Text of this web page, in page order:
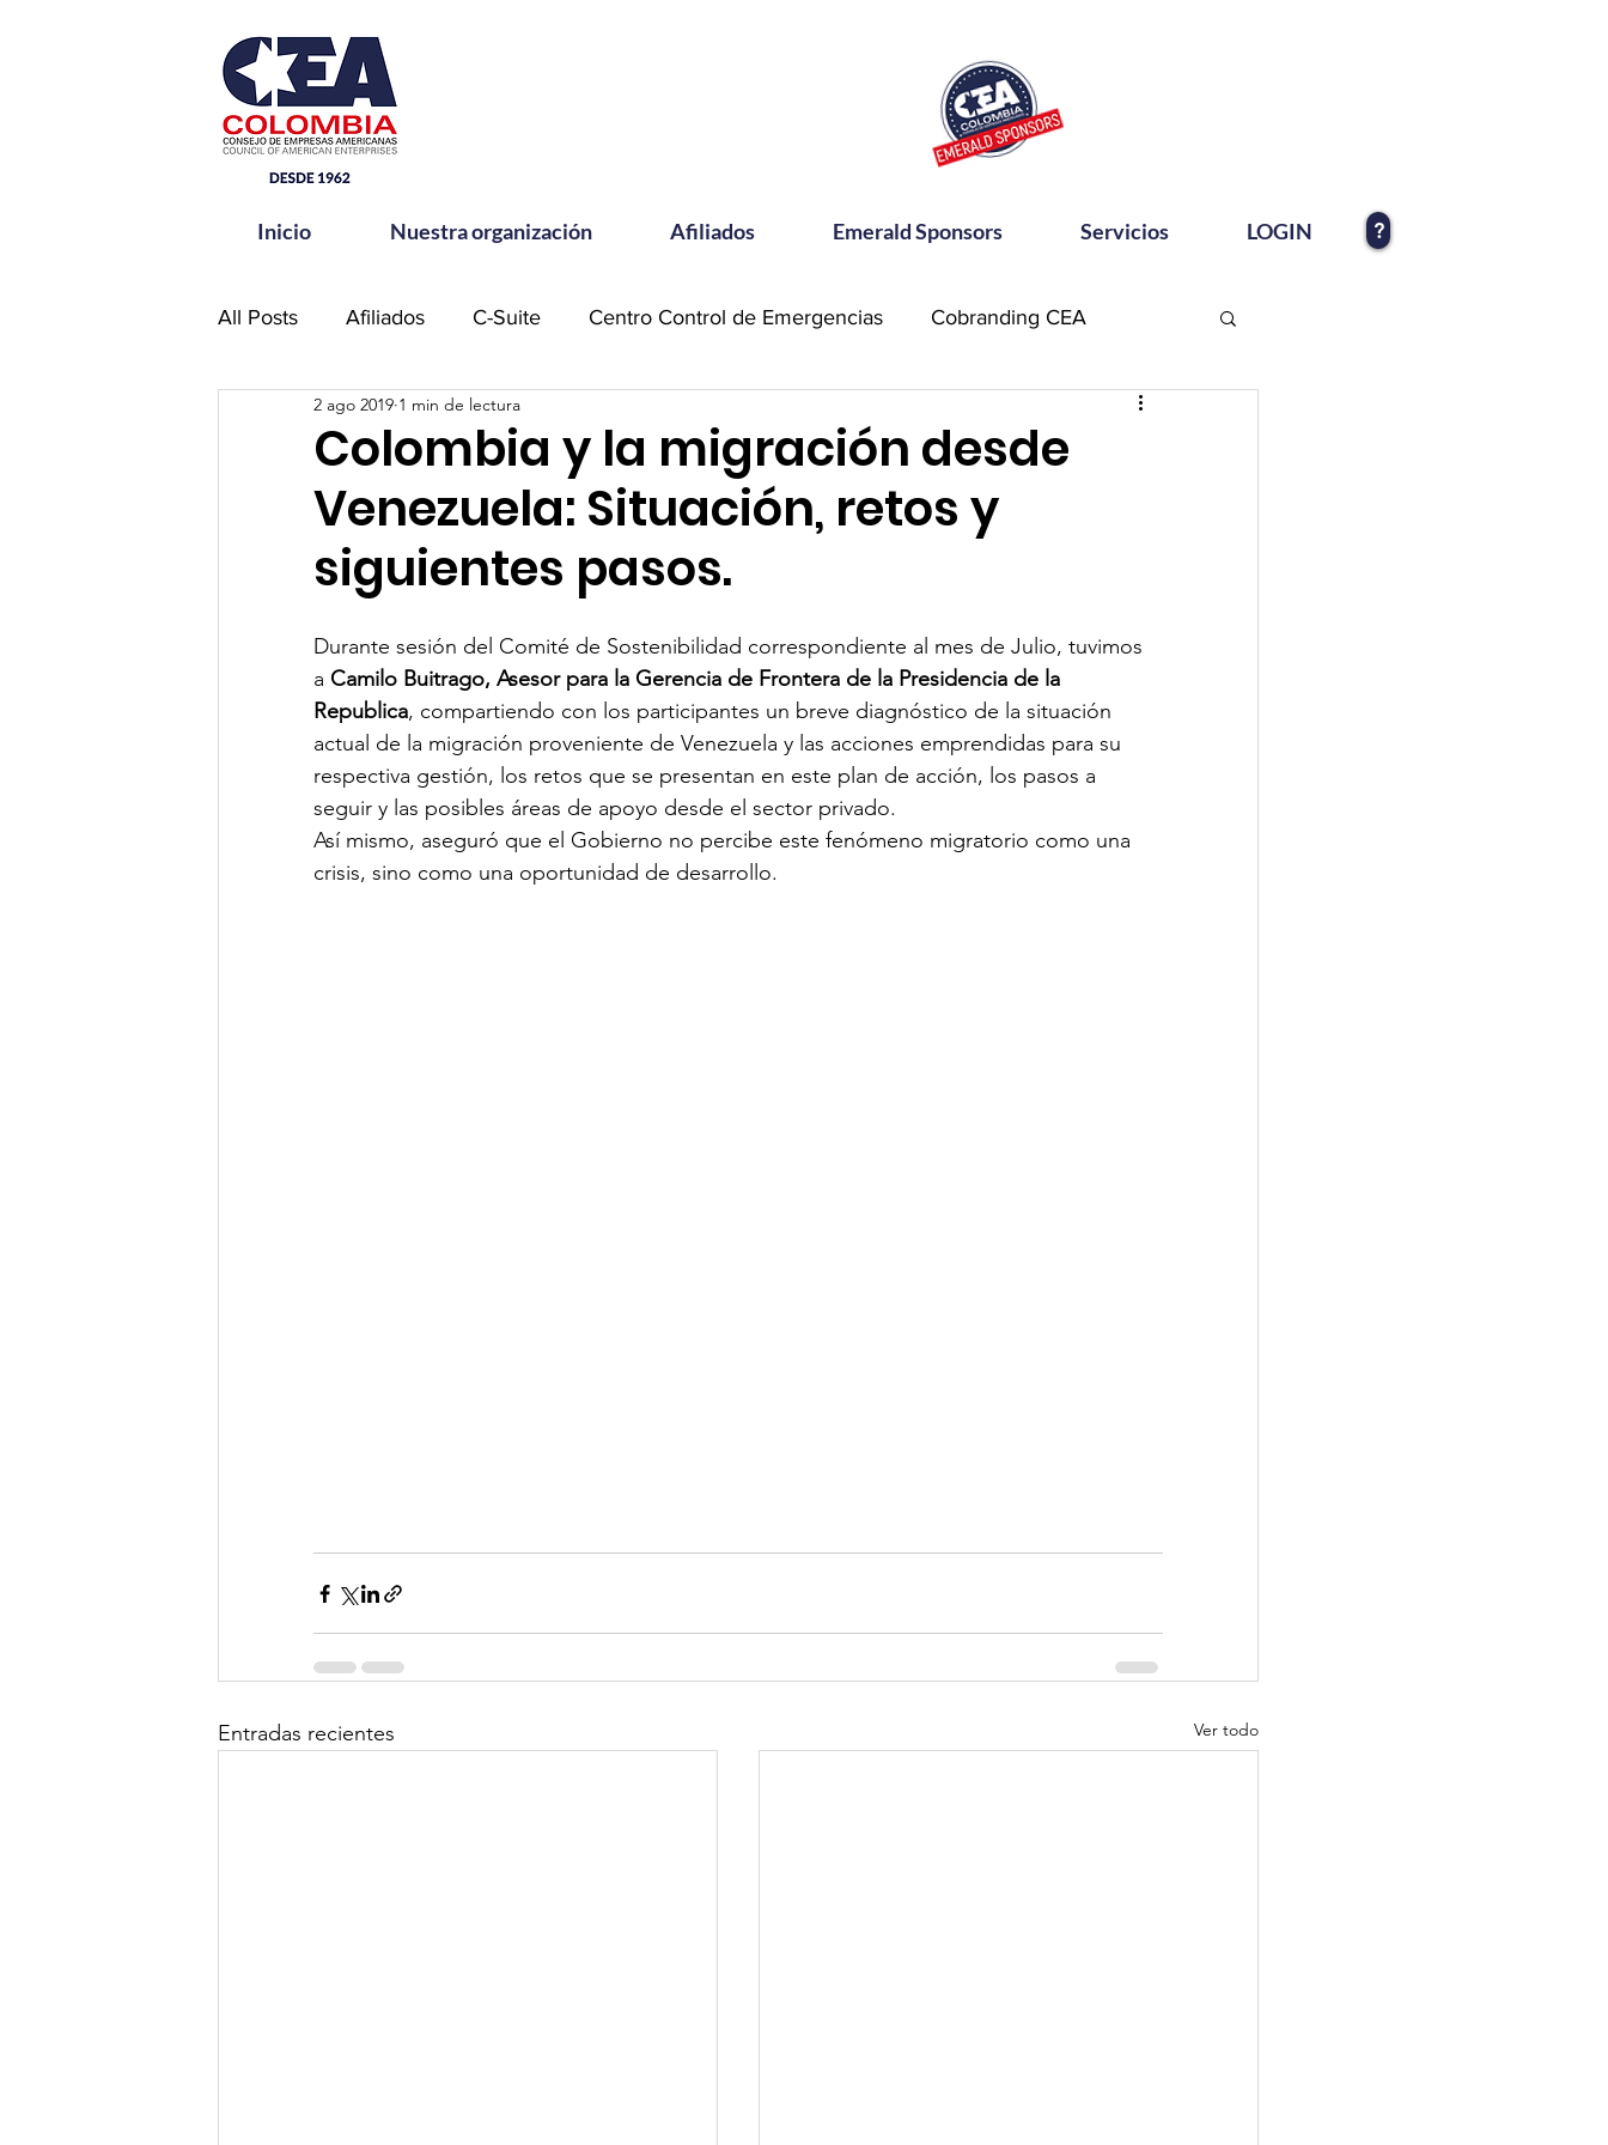
Inicio Nuestra organización Afiliados Emerald Sponsors Servicios LOGIN ?
All Posts Afiliados C-Suite Centro Control de Emergencias Cobranding CEA
Comité de Seguridad CEA-OSAC
Hands for Change Networking CEA Power Talks Reconocimientos
Clima de Negocios Gestión de talento humano
OSAC NotiCEA
Colombia y la migración desde
Venezuela: Situación, retos y
siguientes pasos.
2 ago 2019 1 min de lectura
Durante sesión del Comité de Sostenibilidad correspondiente al mes de Julio, tuvimos
a Camilo Buitrago, Asesor para la Gerencia de Frontera de la Presidencia de la
Republica, compartiendo con los participantes un breve diagnóstico de la situación
actual de la migración proveniente de Venezuela y las acciones emprendidas para su
respectiva gestión, los retos que se presentan en este plan de acción, los pasos a
seguir y las posibles áreas de apoyo desde el sector privado.
Así mismo, aseguró que el Gobierno no percibe este fenómeno migratorio como una
crisis, sino como una oportunidad de desarrollo.
Entradas recientes Ver todo